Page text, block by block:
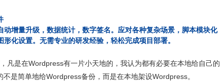
动增量升级，数据统计，数字签名。应对各种复杂场景，脚本模块化
化设置。无需专业的研发经验，轻松完成项目部署。
凡是在Wordpress有一片小天地的，我认为都有必要在本地给自己的
是简单地给Wordpress备份，而是在本地架设Wordpress。